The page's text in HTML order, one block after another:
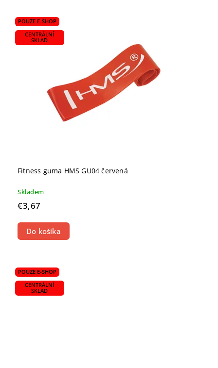
POUZE E-SHOP
CENTRÁLNÍ
SKLAD
Fitness guma HMS GU04 červená
Skladem
€3,67
Do košíka
POUZE E-SHOP
CENTRÁLNÍ
SKLAD